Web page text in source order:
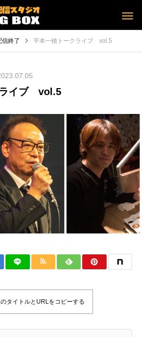
信終了 平本一穂トークライブ vol.5
ライブ vol.5
タイトルとURLをコピーする